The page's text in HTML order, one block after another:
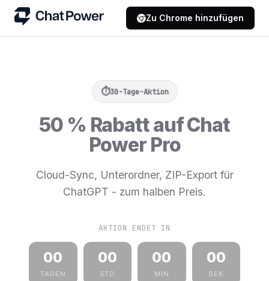
Zu Chrome hinzufügen
30-Tage-Aktion
50 % Rabatt auf Chat
Power Pro
Cloud-Sync, Unterordner, ZIP-Export für
ChatGPT - zum halben Preis.
AKTION ENDET IN
00
TAGEN
00
STD
00
MIN
00
SEK